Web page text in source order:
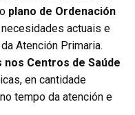
plano de Ordenación
actuais e
Atención Primaria.
nos Centros de Saúde
en cantidade
tempo da atención e